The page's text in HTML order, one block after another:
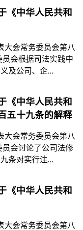
《中华人民共和
大会常务委员会第八
会根据司法实践中
及公司、企...
《中华人民共和
五十九条的解释
大会常务委员会第八
会讨论了公司法修
条对实行注...
《中华人民共和
大会常务委员会第八